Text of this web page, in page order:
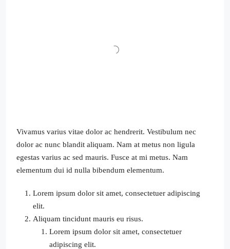
Vivamus varius vitae dolor ac hendrerit. Vestibulum nec
dolor ac nunc blandit aliquam. Nam at metus non ligula
egestas varius ac sed mauris. Fusce at mi metus. Nam
elementum dui id nulla bibendum elementum.
Lorem ipsum dolor sit amet, consectetuer adipiscing
elit.
Aliquam tincidunt mauris eu risus.
Lorem ipsum dolor sit amet, consectetuer
adipiscing elit.